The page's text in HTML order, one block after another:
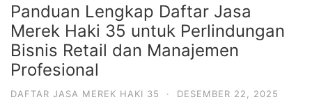
Panduan Lengkap Daftar Jasa
Merek Haki 35 untuk Perlindungan
Bisnis Retail dan Manajemen
Profesional
DAFTAR JASA MEREK HAKI 35 · DESEMBER 22, 2025